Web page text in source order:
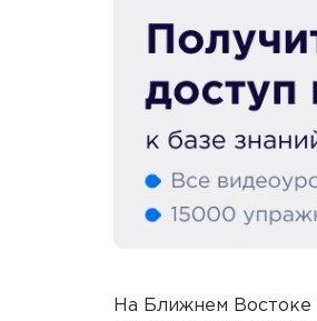
На Ближнем Востоке